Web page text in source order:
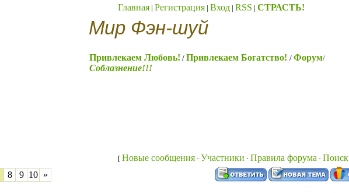
Главная | Регистрация | Вход | RSS | СТРАСТЬ!
Мир Фэн-шуй
Привлекаем Любовь! / Привлекаем Богатство! / Форум/
Соблазнение!!!
[ Новые сообщения · Участники · Правила форума · Поиск
8 9 10 »